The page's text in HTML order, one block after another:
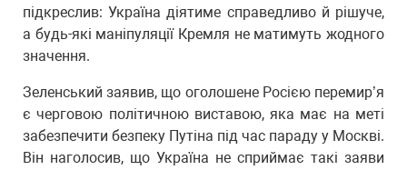
підкреслив: Україна діятиме справедливо й рішуче,
а будь-які маніпуляції Кремля не матимуть жодного
значення.
Зеленський заявив, що оголошене Росією перемир’я
є черговою політичною виставою, яка має на меті
забезпечити безпеку Путіна під час параду у Москві.
Він наголосив, що Україна не сприймає такі заяви